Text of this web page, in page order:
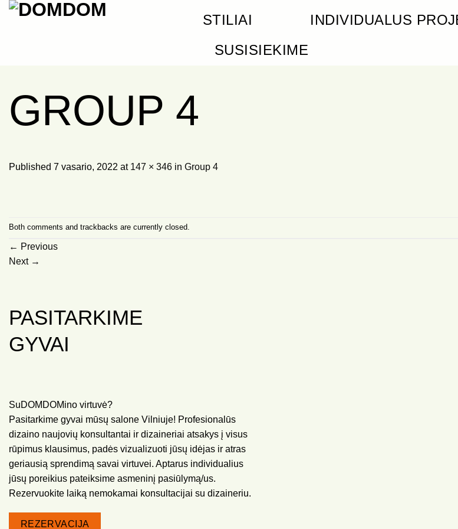
Skip
STILIAI INDIVIDUALUS
SUSISIEKIME
GROUP 4
Published 7 vasario, 2022 at 147 × 346 in Group 4
Both comments and trackbacks are currently closed.
← Previous
Next →
PASITARKIME
GYVAI
SuDOMDOMino virtuvė?
Pasitarkime gyvai mūsų salone Vilniuje! Profesionalūs
dizaino naujovių konsultantai ir dizaineriai atsakys į visus
rūpimus klausimus, padės vizualizuoti jūsų idėjas ir atras
geriausią sprendimą savai virtuvei. Aptarus individualius
jūsų poreikius pateiksime asmeninį pasiūlymą/us.
Rezervuokite laiką nemokamai konsultacijai su dizaineriu.
REZERVACIJA